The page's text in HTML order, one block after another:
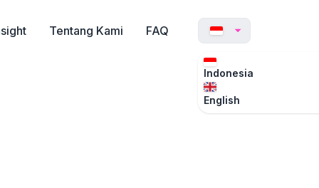
Tentang Kami FAQ
Indonesia
English